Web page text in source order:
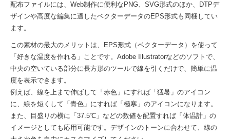
配布ファイルには、Web制作に便利なPNG、SVG形式のほか、DTPデ
ザインや高度な編集に適したベクターデータのEPS形式も同梱してい
ます。
この素材の最大のメリットは、EPS形式（ベクターデータ）を使って
「好きな温度を作れる」ことです。Adobe Illustratorなどのソフトで、
中央の空いている部分に長方形のツールで線を引くだけで、簡単に温
度を表示できます。
例えば、線を上まで伸ばして「赤色」にすれば「猛暑」のアイコン
に、線を短くして「青色」にすれば「極寒」のアイコンになります。
また、目盛りの横に「37.5℃」などの数値を配置すれば「体温計」の
イメージとしても応用可能です。デザインのトーンに合わせて、線の